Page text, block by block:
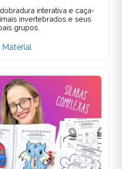
interativa e caça-
invertebrados e seus
grupos.
Material